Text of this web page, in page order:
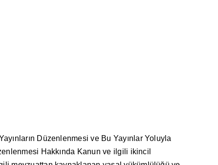
Düzenlenmesi ve Bu Yayınlar Yoluyla
Hakkında Kanun ve ilgili ikincil